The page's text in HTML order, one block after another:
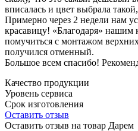
вписалась и цвет выбрала
Примерно через 2 недели нам
красавицу! «Благодаря»
помучиться с монтажом
получился отменный.
Большое всем спасибо!
Качество продукции
Уровень сервиса
Срок изготовления
Оставить отзыв
Оставить отзыв на товар Дарем